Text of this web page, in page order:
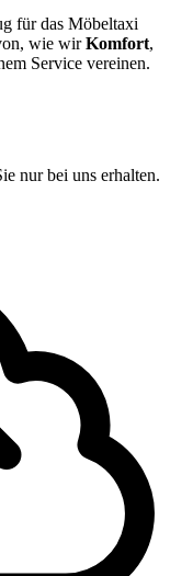
für das Möbeltaxi
wie wirKomfort,
Service vereinen.
nur bei uns erhalten.